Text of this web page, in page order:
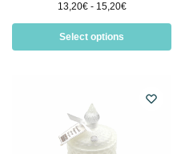
13,20€ - 15,20€
Select options